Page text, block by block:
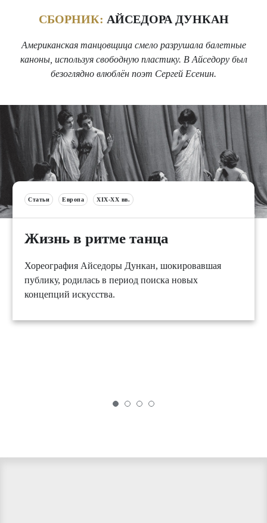
СБОРНИК: АЙСЕДОРА ДУНКАН
Американская танцовщица смело разрушала балетные
каноны, используя свободную пластику. В Айседору был
безоглядно влюблён поэт Сергей Есенин.
Статьи Европа XIX-XX вв.
Жизнь в ритме танца
Хореография Айседоры Дункан, шокировавшая
публику, родилась в период поиска новых
концепций искусства.